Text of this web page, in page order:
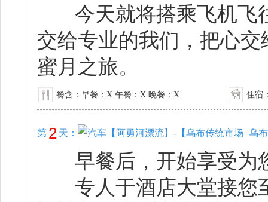
今天就将搭乘飞机飞
交给专业的我们，把心
蜜月之旅。
餐含：早餐：X 午餐：X 晚餐：X 住宿
第 2 天： 【阿勇河漂流】-【乌布传统市场+乌
早餐后，开始享受为
专人于酒店大堂接您